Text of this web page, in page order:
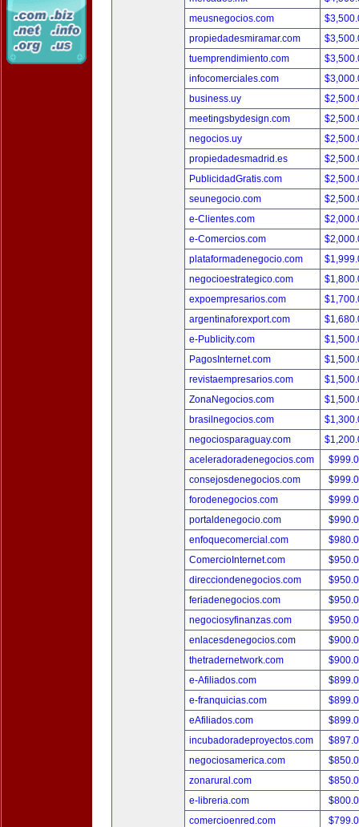
meusnegocios.com
propiedadesmiramar.com
tuemprendimiento.com
infocomerciales.com
business.uy
meetingsbydesign.com
negocios.uy
propiedadesmadrid.es
PublicidadGratis.com
seunegocio.com
e-Clientes.com
e-Comercios.com
plataformadenegocio.com
negocioestrategico.com
expoempresarios.com
argentinaforexport.com
e-Publicity.com
PagosInternet.com
revistaempresarios.com
ZonaNegocios.com
brasilnegocios.com
negociosparaguay.com
aceleradoradenegocios.com
consejosdenegocios.com
forodenegocios.com
portaldenegocio.com
enfoquecomercial.com
ComercioInternet.com
direcciondenegocios.com
feriadenegocios.com
negociosyfinanzas.com
enlacesdenegocios.com
thetradernetwork.com
e-Afiliados.com
e-franquicias.com
eAfiliados.com
incubadoradeproyectos.com
negociosamerica.com
zonarural.com
e-libreria.com
comercioenred.com